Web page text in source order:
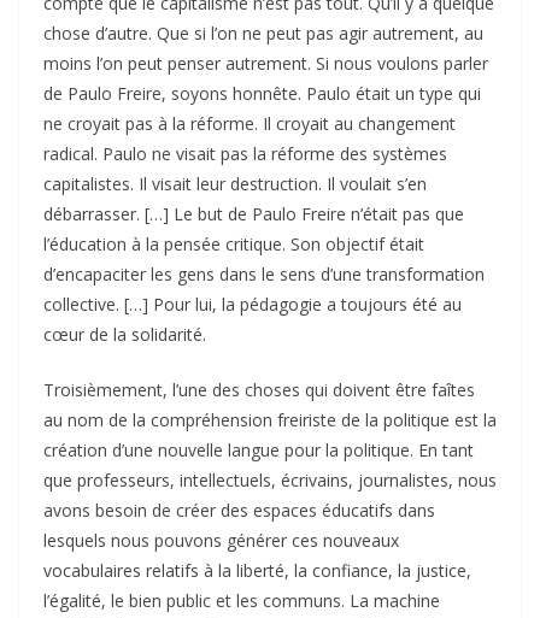
chose d’autre. Que si l’on ne peut pas agir autrement, au
moins l’on peut penser autrement. Si nous voulons parler
de Paulo Freire, soyons honnête. Paulo était un type qui
ne croyait pas à la réforme. Il croyait au changement
radical. Paulo ne visait pas la réforme des systèmes
capitalistes. Il visait leur destruction. Il voulait s’en
débarrasser. […] Le but de Paulo Freire n’était pas que
l’éducation à la pensée critique. Son objectif était
d’encapaciter les gens dans le sens d’une transformation
collective. […] Pour lui, la pédagogie a toujours été au
cœur de la solidarité.
Troisièmement, l’une des choses qui doivent être faîtes
au nom de la compréhension freiriste de la politique est la
création d’une nouvelle langue pour la politique. En tant
que professeurs, intellectuels, écrivains, journalistes, nous
avons besoin de créer des espaces éducatifs dans
lesquels nous pouvons générer ces nouveaux
vocabulaires relatifs à la liberté, la confiance, la justice,
l’égalité, le bien public et les communs. La machine